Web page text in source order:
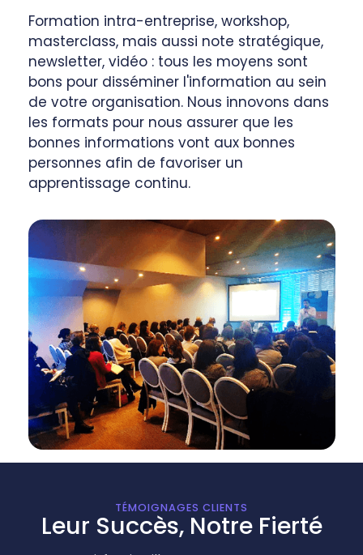
Formation intra-entreprise, workshop,
masterclass, mais aussi note stratégique,
newsletter, vidéo : tous les moyens sont
bons pour disséminer l'information au sein
de votre organisation. Nous innovons dans
les formats pour nous assurer que les
bonnes informations vont aux bonnes
personnes afin de favoriser un
apprentissage continu.
TÉMOIGNAGES CLIENTS
Leur Succès, Notre Fierté